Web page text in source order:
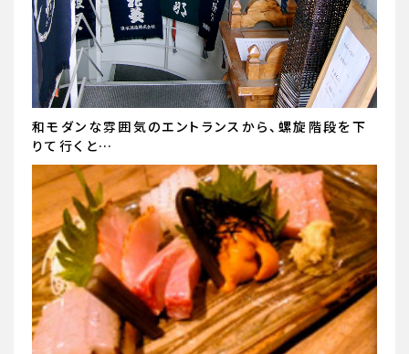
和モダンな雰囲気のエントランスから、螺旋階段を下
りて行くと…